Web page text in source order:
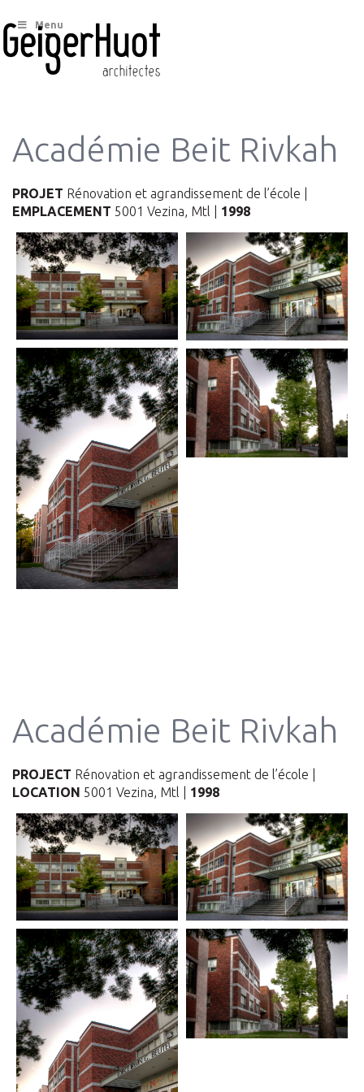
Menu
Académie Beit Rivkah
PROJET Rénovation et agrandissement de l’école |
EMPLACEMENT 5001 Vezina, Mtl | 1998
Académie Beit Rivkah
PROJECT Rénovation et agrandissement de l’école |
LOCATION 5001 Vezina, Mtl | 1998